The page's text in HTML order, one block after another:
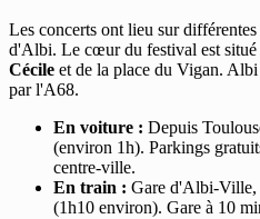
Les concerts ont lieu sur
d'Albi. Le cœur du festival est situé
Cécile et de la place du Vigan.
par l'A68.
En voiture : Depuis
(environ 1h). Parkings
centre-ville.
En train : Gare d'Albi-Ville,
(1h10 environ). Gare à 10